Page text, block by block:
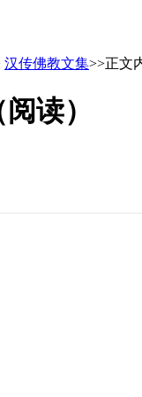
汉传佛教文集>>正文
读）